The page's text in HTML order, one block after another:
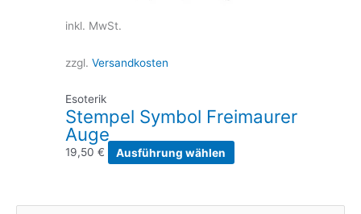
inkl. MwSt.
zzgl.Versandkosten
Esoterik
Stempel Symbol Freimaurer
Auge
19,50€ Ausführung wählen
mehrere